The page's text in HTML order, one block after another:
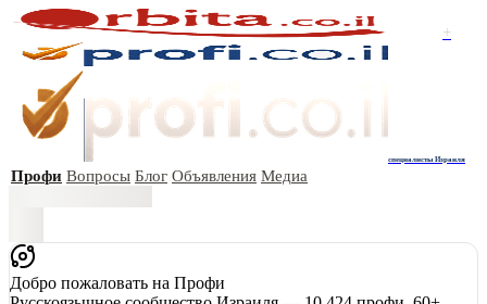
+
специалисты Израиля
Профи Вопросы Блог Объявления Медиа
Добро пожаловать на Профи